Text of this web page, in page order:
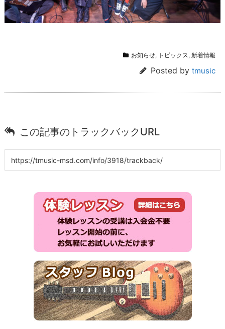
お知らせ, トピックス , 新着情報
Posted by tmusic
この記事のトラックバックURL